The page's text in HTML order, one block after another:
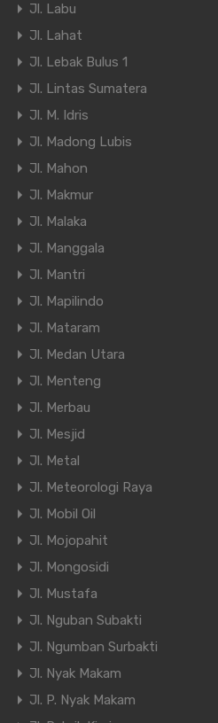
Jl. Labu
Jl. Lahat
Jl. Lebak Bulus 1
Jl. Lintas Sumatera
Jl. M. Idris
Jl. Madong Lubis
Jl. Mahon
Jl. Makmur
Jl. Malaka
Jl. Manggala
Jl. Mantri
Jl. Mapilindo
Jl. Mataram
Jl. Medan Utara
Jl. Menteng
Jl. Merbau
Jl. Mesjid
Jl. Metal
Jl. Meteorologi Raya
Jl. Mobil Oil
Jl. Mojopahit
Jl. Mongosidi
Jl. Mustafa
Jl. Nguban Subakti
Jl. Ngumban Surbakti
Jl. Nyak Makam
Jl. P. Nyak Makam